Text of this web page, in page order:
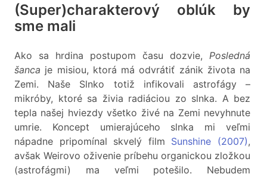
(Super)charakterový oblúk by
sme mali
Ako sa hrdina postupom času dozvie, Posledná
šanca je misiou, ktorá má odvrátiť zánik života na
Zemi. Naše Slnko totiž infikovali astrofágy –
mikróby, ktoré sa živia radiáciou zo slnka. A bez
tepla našej hviezdy všetko živé na Zemi nevyhnute
umrie. Koncept umierajúceho slnka mi veľmi
nápadne pripomínal skvelý film Sunshine (2007),
avšak Weirovo oživenie príbehu organickou zložkou
(astrofágmi) ma veľmi potešilo. Nebudem